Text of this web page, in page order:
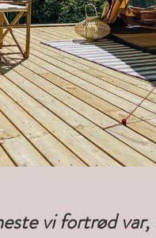
vi fortrød